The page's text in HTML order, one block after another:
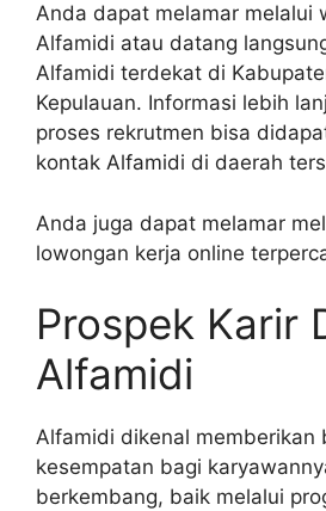
Anda dapat melamar melalui
Alfamidi atau datang
Alfamidi terdekat di
Kepulauan. Informasi lebih
proses rekrutmen bisa
kontak Alfamidi di daerah
Anda juga dapat melamar
lowongan kerja online
Prospek Karir
Alfamidi
Alfamidi dikenal memberikan
kesempatan bagi
berkembang, baik melalui